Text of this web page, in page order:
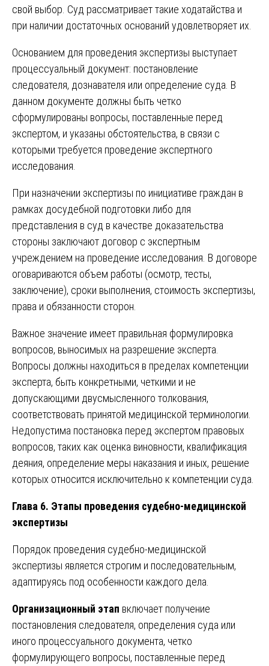
свой выбор. Суд рассматривает такие ходатайства и
при наличии достаточных оснований удовлетворяет их.
Основанием для проведения экспертизы выступает
процессуальный документ: постановление
следователя, дознавателя или определение суда. В
данном документе должны быть четко
сформулированы вопросы, поставленные перед
экспертом, и указаны обстоятельства, в связи с
которыми требуется проведение экспертного
исследования.
При назначении экспертизы по инициативе граждан в
рамках досудебной подготовки либо для
представления в суд в качестве доказательства
стороны заключают договор с экспертным
учреждением на проведение исследования. В договоре
оговариваются объем работы (осмотр, тесты,
заключение), сроки выполнения, стоимость экспертизы,
права и обязанности сторон.
Важное значение имеет правильная формулировка
вопросов, выносимых на разрешение эксперта.
Вопросы должны находиться в пределах компетенции
эксперта, быть конкретными, четкими и не
допускающими двусмысленного толкования,
соответствовать принятой медицинской терминологии.
Недопустима постановка перед экспертом правовых
вопросов, таких как оценка виновности, квалификация
деяния, определение меры наказания и иных, решение
которых относится исключительно к компетенции суда.
Глава 6. Этапы проведения судебно-медицинской
экспертизы
Порядок проведения судебно-медицинской
экспертизы является строгим и последовательным,
адаптируясь под особенности каждого дела.
Организационный этап включает получение
постановления следователя, определения суда или
иного процессуального документа, четко
формулирующего вопросы, поставленные перед